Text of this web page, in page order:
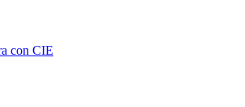
con CIE